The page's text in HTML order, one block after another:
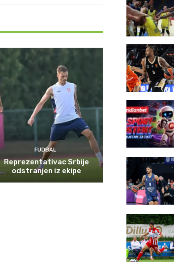
FUDBAL
Reprezentativac Srbije
odstranjen iz ekipe